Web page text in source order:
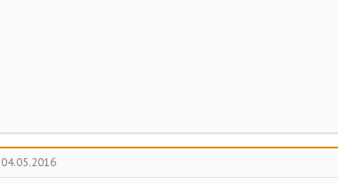
04.05.2016